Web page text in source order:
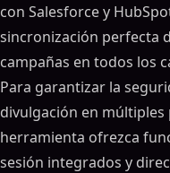
con Salesforce y
sincronización perfecta
campañas en todos los
Para garantizar la
divulgación en
herramienta ofrezca
sesión integrados y